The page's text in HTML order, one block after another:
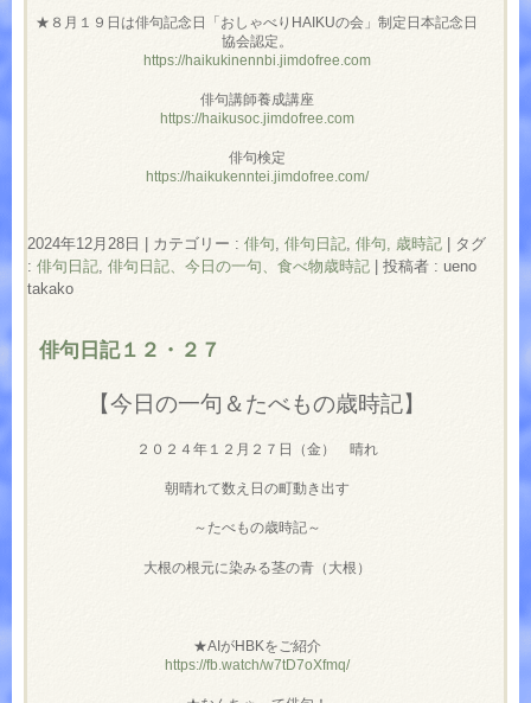
★８月１９日は俳句記念日「おしゃべりHAIKUの会」制定日本記念日
協会認定。
https://haikukinennbi.jimdofree.com
俳句講師養成講座
https://haikusoc.jimdofree.com
俳句検定
https://haikukenntei.jimdofree.com/
2024年12月28日 カテゴリー : 俳句, 俳句日記, 俳句, 歳時記
タグ
: 俳句日記, 俳句日記、今日の一句、食べ物歳時記
投稿者 : ueno
takako
俳句日記１２・２７
【今日の一句＆たべもの歳時記】
２０２４年１２月２７日（金） 晴れ
朝晴れて数え日の町動き出す
～たべもの歳時記～
大根の根元に染みる茎の青（大根）
★AIがHBKをご紹介
https://fb.watch/w7tD7oXfmq/